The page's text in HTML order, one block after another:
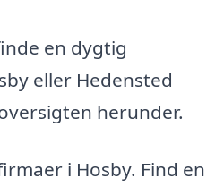
en dygtig
eller Hedensted
herunder.
i Hosby. Find en